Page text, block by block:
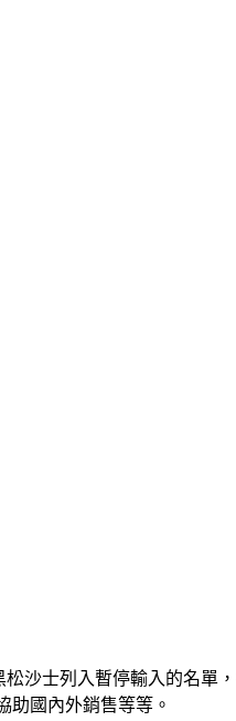
沙士列入暫停輸入的名單
助國內外銷售等等。